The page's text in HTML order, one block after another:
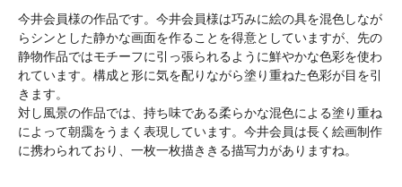
今井会員様の作品です。今井会員様は巧みに絵の具を混色しなが
らシンとした静かな画面を作ることを得意としていますが、先の
静物作品ではモチーフに引っ張られるように鮮やかな色彩を使わ
れています。構成と形に気を配りながら塗り重ねた色彩が目を引
きます。
対し風景の作品では、持ち味である柔らかな混色による塗り重ね
によって朝靄をうまく表現しています。今井会員は長く絵画制作
に携わられており、一枚一枚描ききる描写力がありますね。